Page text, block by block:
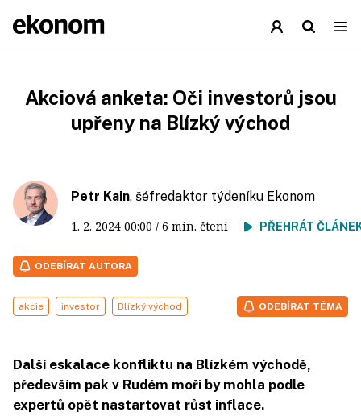
Akciová anketa: Oči investorů jsou
upřeny na Blízký východ
Petr Kain, šéfredaktor týdeníku Ekonom
1. 2. 2024 00:00 / 6 min. čtení PŘEHRÁT
ODEBÍRAT AUTORA
akcie investor Blízký východ ODEBÍRAT TÉMA
Další eskalace konfliktu na Blízkém východě,
především pak v Rudém moři by mohla podle
expertů opět nastartovat růst inflace.